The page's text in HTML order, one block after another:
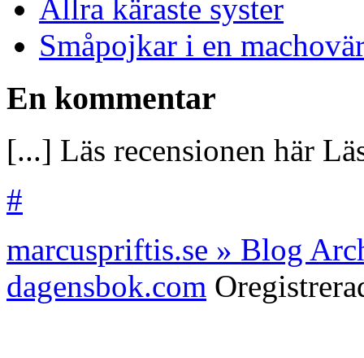
Allra käraste syster
Småpojkar i en
En kommentar
[...] Läs recensionen här
#
marcuspriftis.se » Blog
dagensbok.com